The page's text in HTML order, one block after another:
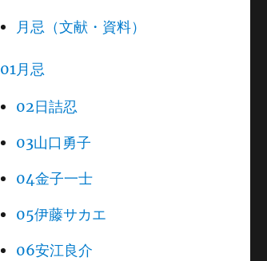
月忌（文献・資料）
01月忌
02日詰忍
03山口勇子
04金子一士
05伊藤サカエ
06安江良介